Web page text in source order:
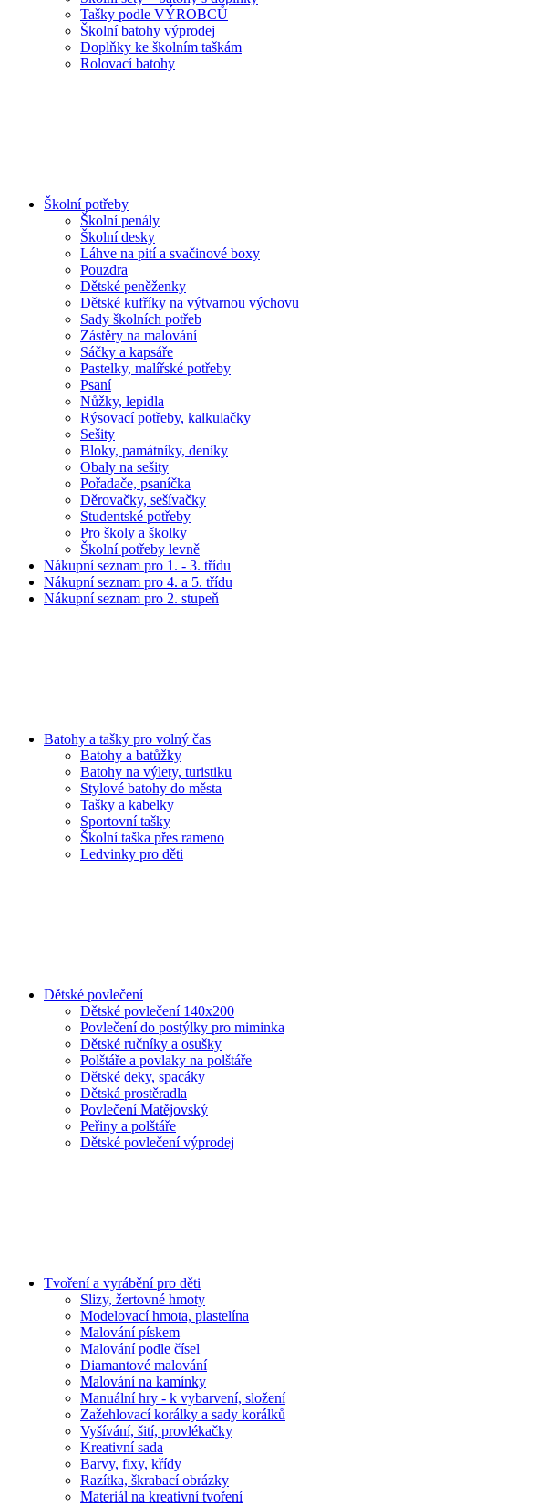
Tašky podle VÝROBCŮ
Školní batohy výprodej
Doplňky ke školním taškám
Rolovací batohy
Školní potřeby
Školní penály
Školní desky
Láhve na pití a svačinové boxy
Pouzdra
Dětské peněženky
Dětské kufříky na výtvarnou výchovu
Sady školních potřeb
Zástěry na malování
Sáčky a kapsáře
Pastelky, malířské potřeby
Psaní
Nůžky, lepidla
Rýsovací potřeby, kalkulačky
Sešity
Bloky, památníky, deníky
Obaly na sešity
Pořadače, psaníčka
Děrovačky, sešívačky
Studentské potřeby
Pro školy a školky
Školní potřeby levně
Nákupní seznam pro 1. - 3. třídu
Nákupní seznam pro 4. a 5. třídu
Nákupní seznam pro 2. stupeň
Batohy a tašky pro volný čas
Batohy a batůžky
Batohy na výlety, turistiku
Stylové batohy do města
Tašky a kabelky
Sportovní tašky
Školní taška přes rameno
Ledvinky pro děti
Dětské povlečení
Dětské povlečení 140x200
Povlečení do postýlky pro miminka
Dětské ručníky a osušky
Polštáře a povlaky na polštáře
Dětské deky, spacáky
Dětská prostěradla
Povlečení Matějovský
Peřiny a polštáře
Dětské povlečení výprodej
Tvoření a vyrábění pro děti
Slizy, žertovné hmoty
Modelovací hmota, plastelína
Malování pískem
Malování podle čísel
Diamantové malování
Malování na kamínky
Manuální hry - k vybarvení, složení
Zažehlovací korálky a sady korálků
Vyšívání, šití, provlékačky
Kreativní sada
Barvy, fixy, křídy
Razítka, škrabací obrázky
Materiál na kreativní tvoření